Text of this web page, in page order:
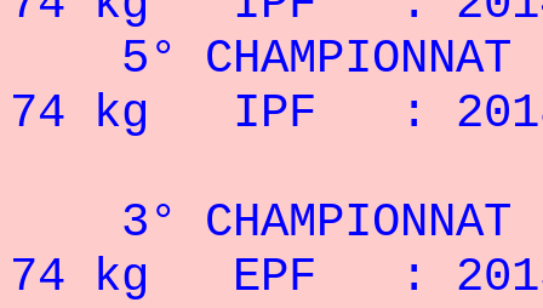
5° CHAMPIONNAT
74 kg IPF : 2018
3° CHAMPIONNAT
74 kg EPF :